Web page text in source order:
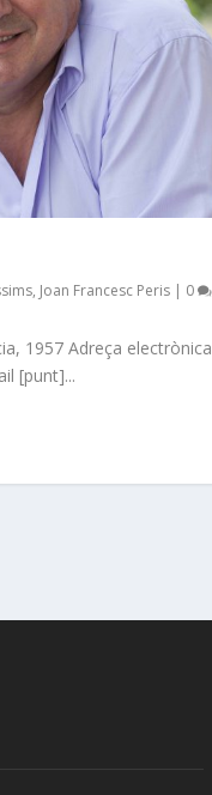
, Joan Francesc Peris 0
1957 Adreça electrònica
[punt]...